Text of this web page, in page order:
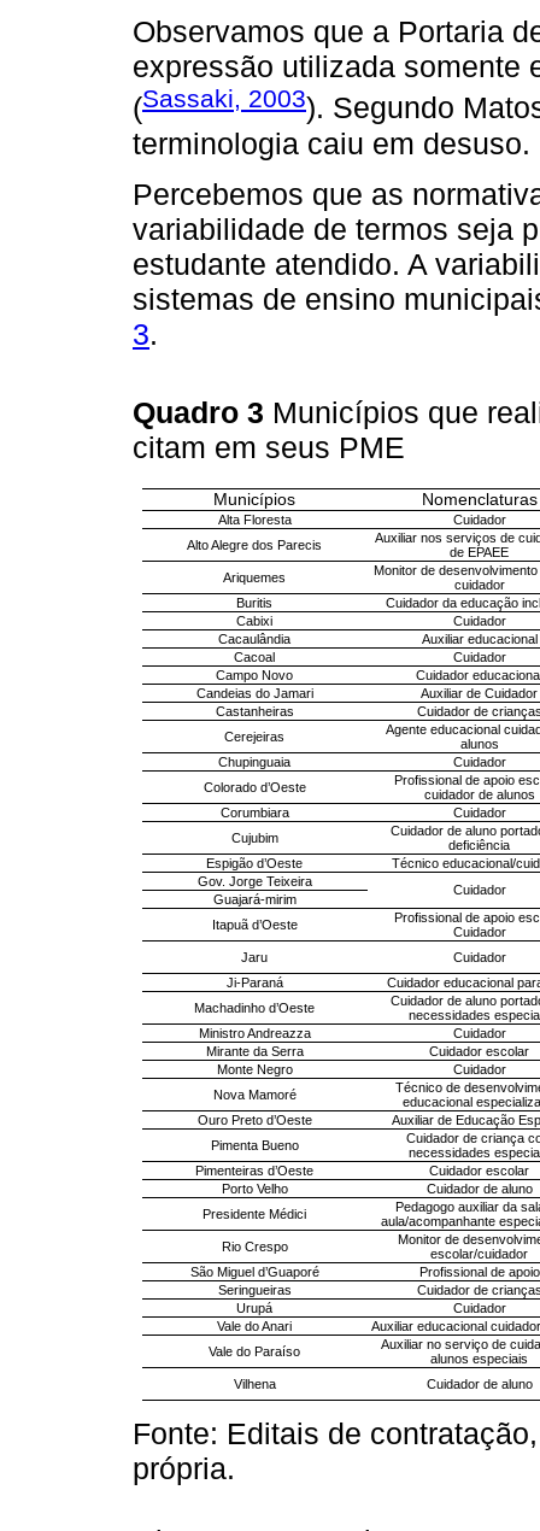
Observamos que a Portaria
expressão utilizada somente
(Sassaki, 2003). Segundo
terminologia caiu em desuso.
Percebemos que as
variabilidade de termos seja
estudante atendido. A
sistemas de ensino
3.
Quadro 3 Municípios que
citam em seus PME
Municípios Nomenclaturas
Alta Floresta
Cuidador
Alto Alegre dos Parecis
Auxiliar nos serviços de
de EPAEE
Ariquemes
Monitor de
cuidador
Buritis
Cuidador da educação
Cabixi
Cuidador
Cacaulândia
Auxiliar educacional
Cacoal
Cuidador
Campo Novo
Cuidador
Candeias do Jamari
Auxiliar de Cuidador
Castanheiras
Cuidador de
Cerejeiras
Agente educacional
alunos
Chupinguaia
Cuidador
Colorado d’Oeste
Profissional de apoio
cuidador de alunos
Corumbiara
Cuidador
Cujubim
Cuidador de aluno
deficiência
Espigão d’Oeste
Técnico educacional/
Gov. Jorge Teixeira
Cuidador
Guajará-mirim
Itapuã d’Oeste
Profissional de apoio
Cuidador
Jaru
Cuidador
Ji-Paraná
Cuidador educacional
Machadinho d’Oeste
Cuidador de aluno
necessidades
Ministro Andreazza
Cuidador
Mirante da Serra
Cuidador escolar
Monte Negro
Cuidador
Nova Mamoré
Técnico de
educacional
Ouro Preto d’Oeste
Auxiliar de Educação
Pimenta Bueno
Cuidador de criança
necessidades
Pimenteiras d’Oeste
Cuidador escolar
Porto Velho
Cuidador de aluno
Presidente Médici
Pedagogo auxiliar da
aula/acompanhante
Rio Crespo
Monitor de
escolar/cuidador
São Miguel d’Guaporé
Profissional de apoio
Seringueiras
Cuidador de
Urupá
Cuidador
Vale do Anari
Auxiliar educacional
Vale do Paraíso
Auxiliar no serviço de
alunos especiais
Vilhena
Cuidador de aluno
Fonte: Editais de
própria.